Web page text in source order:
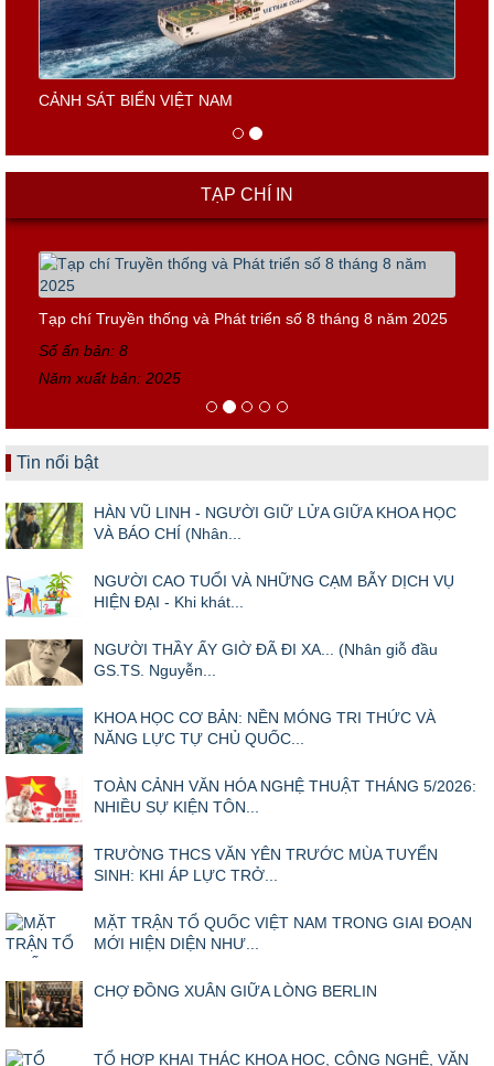
CẢNH SÁT BIỂN VIỆT NAM
TẠP CHÍ IN
Tạp chí Truyền thống và Phát triển số 8 tháng 8 năm 2025
Số ấn bản: 8
Năm xuất bản: 2025
Tin nổi bật
HÀN VŨ LINH - NGƯỜI GIỮ LỬA GIỮA KHOA HỌC
VÀ BÁO CHÍ (Nhân...
NGƯỜI CAO TUỔI VÀ NHỮNG CẠM BẪY DỊCH VỤ
HIỆN ĐẠI - Khi khát...
NGƯỜI THẦY ẤY GIỜ ĐÃ ĐI XA... (Nhân giỗ đầu
GS.TS. Nguyễn...
KHOA HỌC CƠ BẢN: NỀN MÓNG TRI THỨC VÀ
NĂNG LỰC TỰ CHỦ QUỐC...
TOÀN CẢNH VĂN HÓA NGHỆ THUẬT THÁNG 5/2026:
NHIỀU SỰ KIỆN TÔN...
TRƯỜNG THCS VĂN YÊN TRƯỚC MÙA TUYỂN
SINH: KHI ÁP LỰC TRỞ...
MẶT TRẬN TỔ QUỐC VIỆT NAM TRONG GIAI ĐOẠN
MỚI HIỆN DIỆN NHƯ...
CHỢ ĐỒNG XUÂN GIỮA LÒNG BERLIN
TỔ HỢP KHAI THÁC KHOA HỌC, CÔNG NGHỆ, VĂN